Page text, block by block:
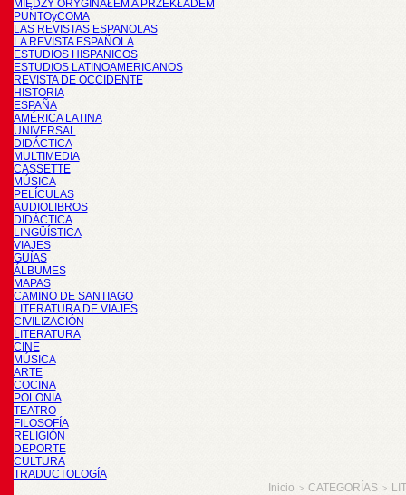
MIĘDZY ORYGINAŁEM A PRZEKŁADEM
PUNTOyCOMA
LAS REVISTAS ESPANOLAS
LA REVISTA ESPAÑOLA
ESTUDIOS HISPANICOS
ESTUDIOS LATINOAMERICANOS
REVISTA DE OCCIDENTE
HISTORIA
ESPAÑA
AMÉRICA LATINA
UNIVERSAL
DIDÁCTICA
MULTIMEDIA
CASSETTE
MÚSICA
PELÍCULAS
AUDIOLIBROS
DIDÁCTICA
LINGÜÍSTICA
VIAJES
GUÍAS
ÁLBUMES
MAPAS
CAMINO DE SANTIAGO
LITERATURA DE VIAJES
CIVILIZACIÓN
LITERATURA
CINE
MÚSICA
ARTE
COCINA
POLONIA
TEATRO
FILOSOFÍA
RELIGIÓN
DEPORTE
CULTURA
TRADUCTOLOGÍA
Inicio > CATEGORÍAS >